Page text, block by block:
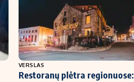
VERSLAS
Restoranų plėtra regionuose: